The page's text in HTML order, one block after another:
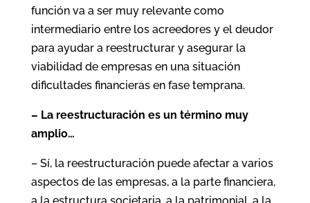
función va a ser muy relevante como
intermediario entre los acreedores y el deudor
para ayudar a reestructurar y asegurar la
viabilidad de empresas en una situación
dificultades financieras en fase temprana.
– La reestructuración es un término muy
amplio…
– Sí, la reestructuración puede afectar a varios
aspectos de las empresas, a la parte financiera,